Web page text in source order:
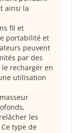
ainsi la
fil et
portabilité et
peuvent
par des
recharger en
utilisation
les
type de